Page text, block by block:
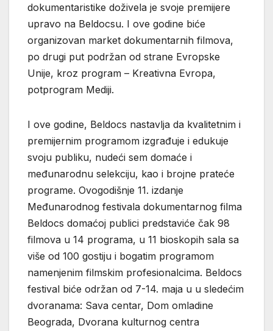
dokumentaristike doživela je svoje premijere
upravo na Beldocsu. I ove godine biće
organizovan market dokumentarnih filmova,
po drugi put podržan od strane Evropske
Unije, kroz program – Kreativna Evropa,
potprogram Mediji.
I ove godine, Beldocs nastavlja da kvalitetnim i
premijernim programom izgrađuje i edukuje
svoju publiku, nudeći sem domaće i
međunarodnu selekciju, kao i brojne prateće
programe. Ovogodišnje 11. izdanje
Međunarodnog festivala dokumentarnog filma
Beldocs domaćoj publici predstaviće čak 98
filmova u 14 programa, u 11 bioskopih sala sa
više od 100 gostiju i bogatim programom
namenjenim filmskim profesionalcima. Beldocs
festival biće održan od 7-14. maja u u sledećim
dvoranama: Sava centar, Dom omladine
Beograda, Dvorana kulturnog centra